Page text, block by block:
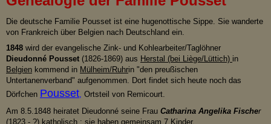
Die deutsche Familie Pousset ist eine hugenottische Sippe. Sie wanderte
von Frankreich über Belgien nach Deutschland ein.
1848 wird der evangelische Zink- und Kohlearbeiter/Taglöhner
Dieudonné Pousset (1826-1869) aus Herstal (bei Liège/Lüttich) in
Belgien kommend in Mülheim/Ruhrin "den preußischen
Untertanenverband" aufgenommen. Dort findet sich heute noch das
Dörfchen Pousset Ortsteil von Remicourt.
Am 8.5.1848 heiratet Dieudonné seine Frau Catharina Angelika Fischer
(1823 - ?) katholisch ; sie haben gemeinsam 7 Kinder.